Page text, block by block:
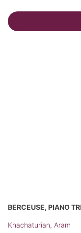
BERCEUSE, PIANO
Khachaturian, Aram